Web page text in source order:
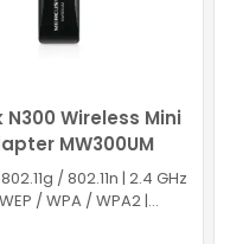
N300 Wireless Mini
MW300UM
/ 802.11n | 2.4 GHz
/ WPA / WPA2 |